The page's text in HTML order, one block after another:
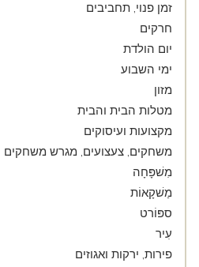
זמן פנוי, תחביבים
חרקים
יום הולדת
ימי השבוע
מזון
מטלות הבית והבית
מקצועות ועיסוקים
משחקים, צעצועים, מגרש משחקים
מִשׁפָּחָה
מַשׁקָאוֹת
ספּוֹרט
עִיר
פירות, ירקות ואגוזים